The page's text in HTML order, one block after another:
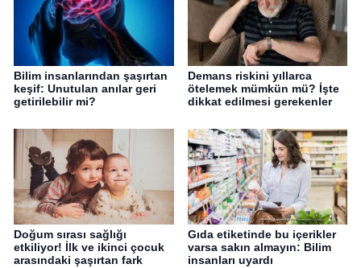
Bilim insanlarından şaşırtan
keşif: Unutulan anılar geri
getirilebilir mi?
Demans riskini yıllarca
ötelemek mümkün mü? İşte
dikkat edilmesi gerekenler
Doğum sırası sağlığı
etkiliyor! İlk ve ikinci çocuk
arasındaki şaşırtan fark
Gıda etiketinde bu içerikler
varsa sakın almayın: Bilim
insanları uyardı